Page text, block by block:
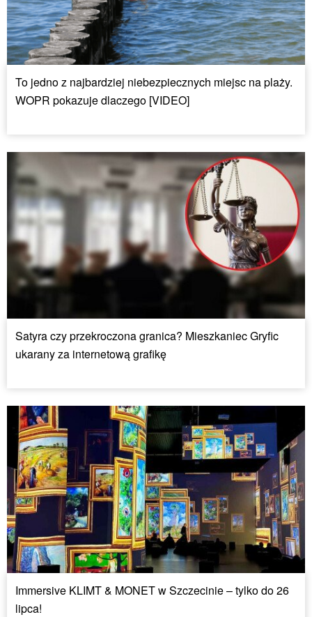
To jedno z najbardziej niebezpiecznych miejsc na plaży.
WOPR pokazuje dlaczego [VIDEO]
Satyra czy przekroczona granica? Mieszkaniec Gryfic
ukarany za internetową grafikę
Immersive KLIMT & MONET w Szczecinie – tylko do 26
lipca!